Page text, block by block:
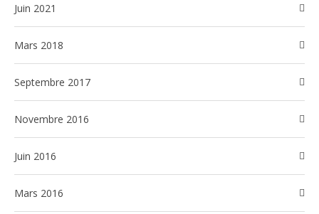
juin 2021
mars 2018
septembre 2017
novembre 2016
juin 2016
mars 2016